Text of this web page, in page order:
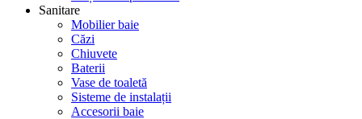
Sanitare
Mobilier baie
Căzi
Chiuvete
Baterii
Vase de toaletă
Sisteme de instalații
Accesorii baie